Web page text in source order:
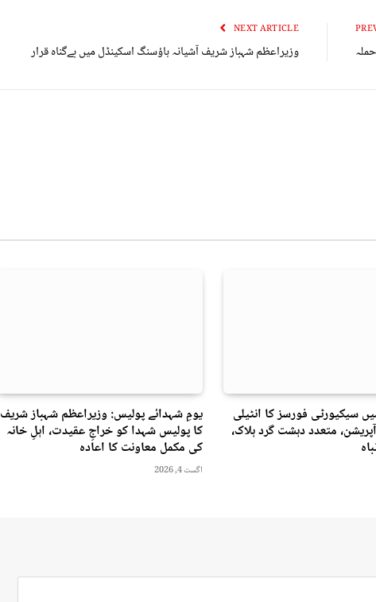
NEXT ARTICLE
وزیراعظم شہباز شریف آشیانہ ہاؤسنگ اسکینڈل میں بےگناہ قرار
سیکیورٹی فورسز کا انٹیلی
متعدد دہشت گرد ہلاک،
یومِ شہدائے پولیس: وزیراعظم شہباز شریف
کا پولیس شہدا کو خراجِ عقیدت، اہلِ خانہ
کی مکمل معاونت کا اعادہ
اگست 4, 2026